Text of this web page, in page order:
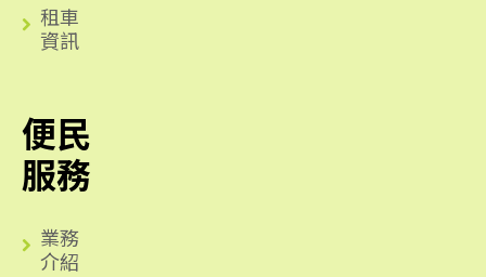
租車
資訊
便民
服務
業務
介紹